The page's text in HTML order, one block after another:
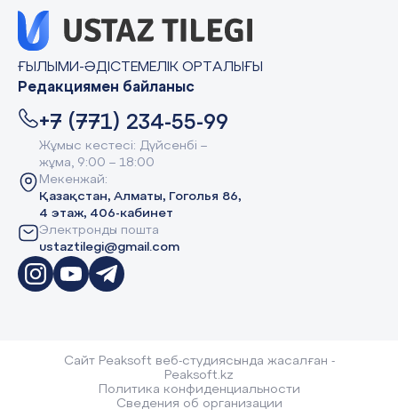
ҒЫЛЫМИ-ӘДІСТЕМЕЛІК ОРТАЛЫҒЫ
Редакциямен байланыс
+7 (771) 234-55-99
Жұмыс кестесі: Дүйсенбі –
жұма, 9:00 – 18:00
Мекенжай:
Қазақстан, Алматы, Гоголья 86,
4 этаж, 406-кабинет
Электронды пошта
ustaztilegi@gmail.com
Сайт Peaksoft веб-студиясында жасалған -
Peaksoft.kz
Политика конфиденциальности
Сведения об организации